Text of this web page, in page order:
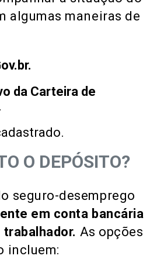
algumas maneiras de
da Carteira de
.
O DEPÓSITO?
seguro-desemprego
em conta bancária
As opções
incluem: